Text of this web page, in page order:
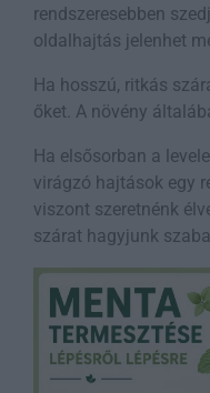
rendszeresebben
oldalhajtás jelenhet
Ha hosszú, ritkás
őket. A növény
Ha elsősorban a
virágzó hajtások egy
viszont szeretnénk
szárat hagyjunk